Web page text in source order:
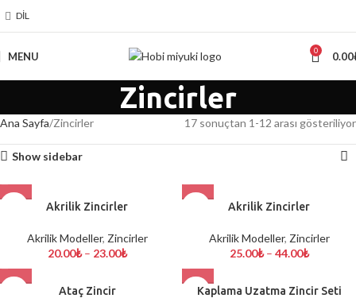
DIL
MENU 0 0.00
Zincirler
Ana Sayfa Zincirler 17 sonuçtan 1-12 arası gösteriliyor
Show sidebar
Akrilik Zincirler
Akrilik Modeller, Zincirler
20.00₺ – 23.00₺
Akrilik Zincirler
Akrilik Modeller, Zincirler
25.00₺ – 44.00₺
Ataç Zincir
Kaplama Uzatma Zincir Seti